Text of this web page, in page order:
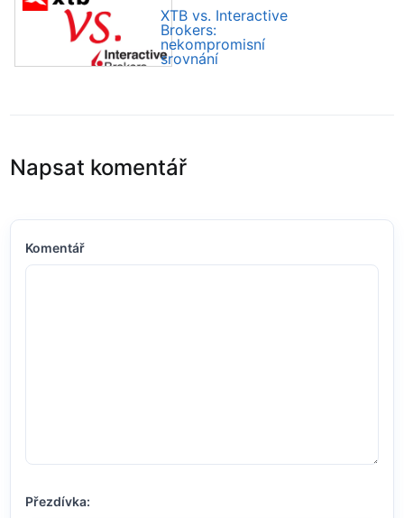
XTB vs. Interactive
Brokers:
nekompromisní
srovnání
Napsat komentář
Komentář
Přezdívka: